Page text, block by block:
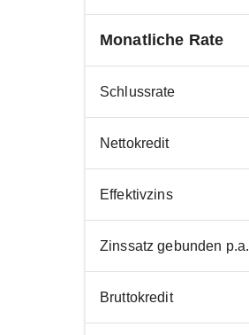
Monatliche Rate
Schlussrate
Nettokredit
Effektivzins
Zinssatz gebunden p.a.
Bruttokredit